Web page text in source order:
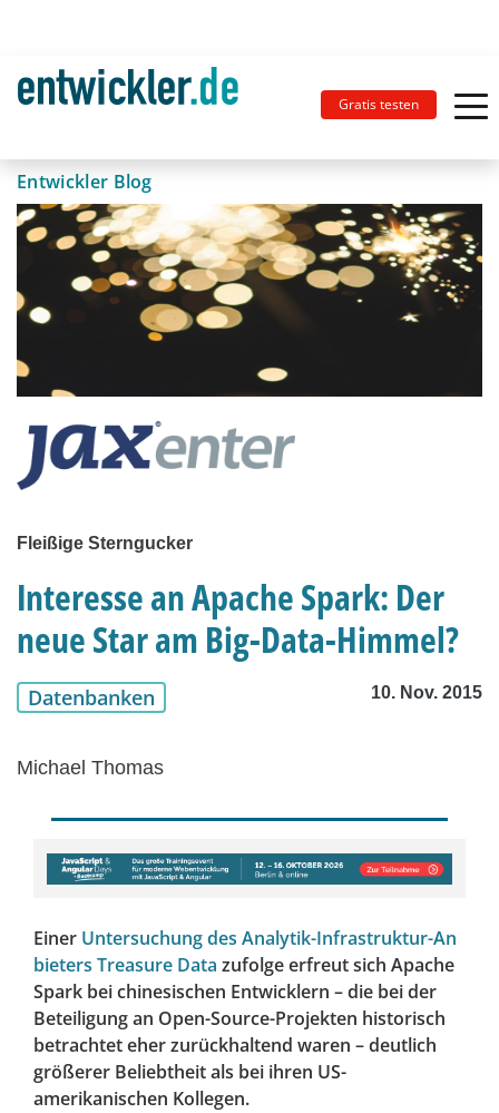
Gratis testen
Entwickler Blog
Fleißige Sterngucker
Interesse an Apache Spark: Der
neue Star am Big-Data-Himmel?
Datenbanken 10. Nov. 2015
Michael Thomas
Einer Untersuchung des Analytik-Infrastruktur-An
bieters Treasure Data zufolge erfreut sich Apache
Spark bei chinesischen Entwicklern – die bei der
Beteiligung an Open-Source-Projekten historisch
betrachtet eher zurückhaltend waren – deutlich
größerer Beliebtheit als bei ihren US-
amerikanischen Kollegen.